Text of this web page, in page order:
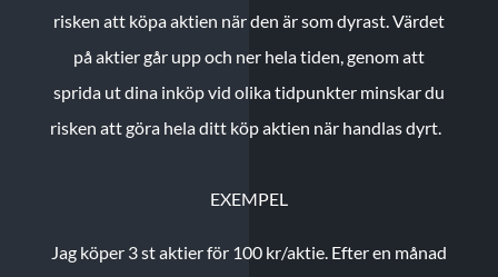
risken att köpa aktien när den är som dyrast. Värdet
på aktier går upp och ner hela tiden, genom att
sprida ut dina inköp vid olika tidpunkter minskar du
risken att göra hela ditt köp aktien när handlas dyrt.
EXEMPEL
Jag köper 3 st aktier för 100 kr/aktie. Efter en månad